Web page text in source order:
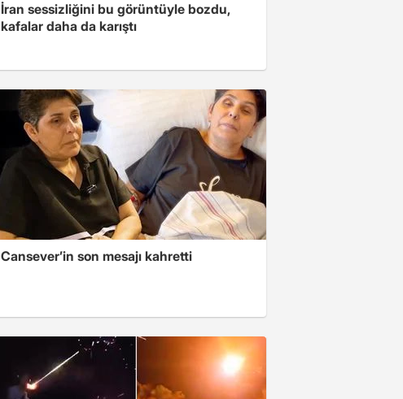
İran sessizliğini bu görüntüyle bozdu,
kafalar daha da karıştı
Cansever’in son mesajı kahretti